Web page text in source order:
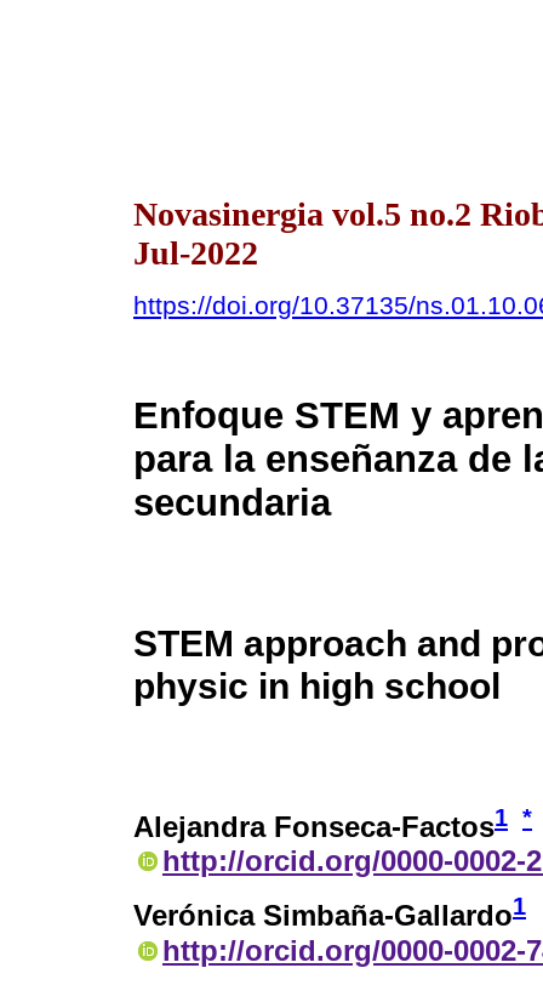
Novasinergia vol.5 no.2
Jul-2022
https://doi.org/10.37135/
Enfoque STEM y
para la enseñanza de
secundaria
STEM approach and
physic in high school
Alejandra Fonseca-Factos1 *
http://orcid.org/0000-0002-
Verónica Simbaña-Gallardo1
http://orcid.org/0000-0002-